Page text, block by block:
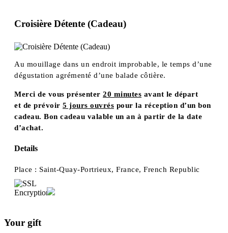
Croisière Détente (Cadeau)
Au mouillage dans un endroit improbable, le temps d’une
dégustation agrémenté d’une balade côtière.
Merci de vous présenter 20 minutes avant le départ
et de prévoir 5 jours ouvrés pour la réception d’un bon
cadeau. Bon cadeau valable un an à partir de la date
d’achat.
Details
Place : Saint-Quay-Portrieux, France, French Republic
Your gift